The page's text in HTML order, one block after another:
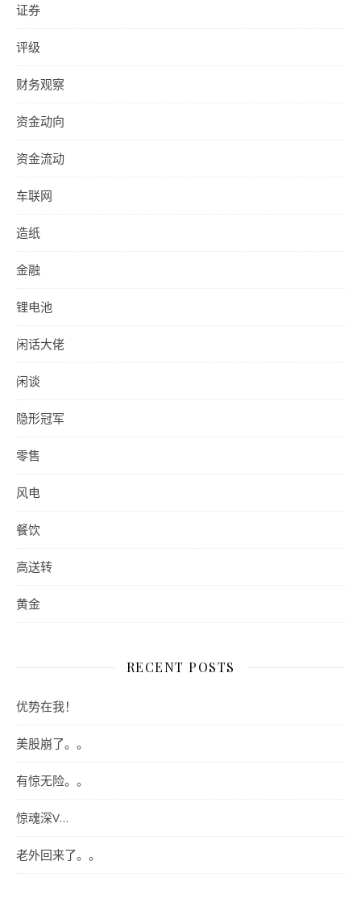
证券
评级
财务观察
资金动向
资金流动
车联网
造纸
金融
锂电池
闲话大佬
闲谈
隐形冠军
零售
风电
餐饮
高送转
黄金
RECENT POSTS
优势在我！
美股崩了。。
有惊无险。。
惊魂深V…
老外回来了。。